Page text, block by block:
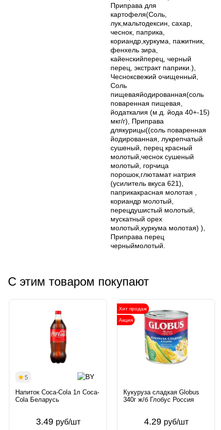
Приправа для
картофеля(Соль,
лук,мальтодексин, сахар,
чеснок, паприка,
кориандр,куркума, пажитник,
фенхель зира,
кайенскийперец, черный
перец, экстракт паприки.),
Чесноксвежий очищенный,
Соль
пищеваяйодированная(соль
поваренная пищевая,
йодаткалия (м.д. йода 40+-15)
мкг/г), Приправа
длякурицы((соль поваренная
йодированная, лукрепчатый
сушеный, перец красный
молотый,чеснок сушеный
молотый, горчица
порошок,глютамат натрия
(усилитель вкуса 621),
паприкакрасная молотая ,
кориандр молотый,
перецдушистый молотый,
мускатный орех
молотый,куркума молотая) ),
Приправа перец
черныймолотый.
С этим товаром покупают
5
Напиток Coca-Cola 1л Coca-
Cola Беларусь
3.49 руб/шт
Хит продаж
Акция
Кукуруза сладкая Globus
340г ж/б Глобус Россия
4.29 руб/шт